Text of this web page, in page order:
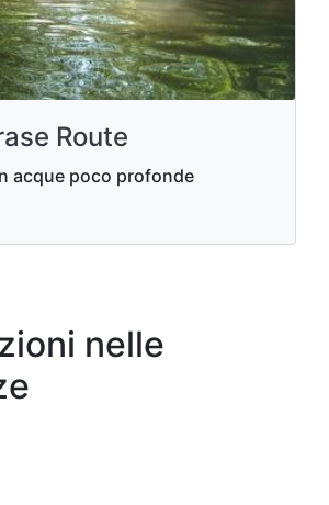
Route
acque poco profonde
nelle